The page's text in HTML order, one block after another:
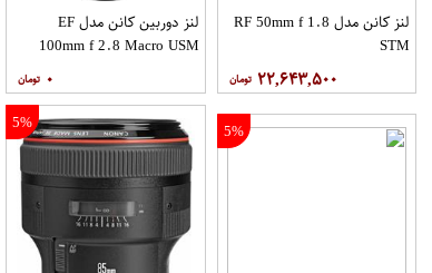
لنز کانن مدل RF 50mm f 1.8
STM
۲۲,۶۴۳,۵۰۰
لنز دوربین کانن مدل EF
100mm f 2.8 Macro USM
۰
5%
5%